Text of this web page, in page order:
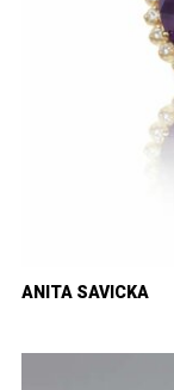
ANITA SAVICKA